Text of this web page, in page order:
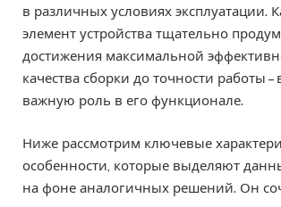
в различных условиях эксплуатации.
элемент устройства тщательно
достижения максимальной
качества сборки до точности работы –
важную роль в его функционале.
Ниже рассмотрим ключевые
особенности, которые выделяют
на фоне аналогичных решений. Он